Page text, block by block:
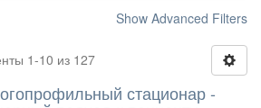
Show Advanced Filters
1-10 из 127
стационар -